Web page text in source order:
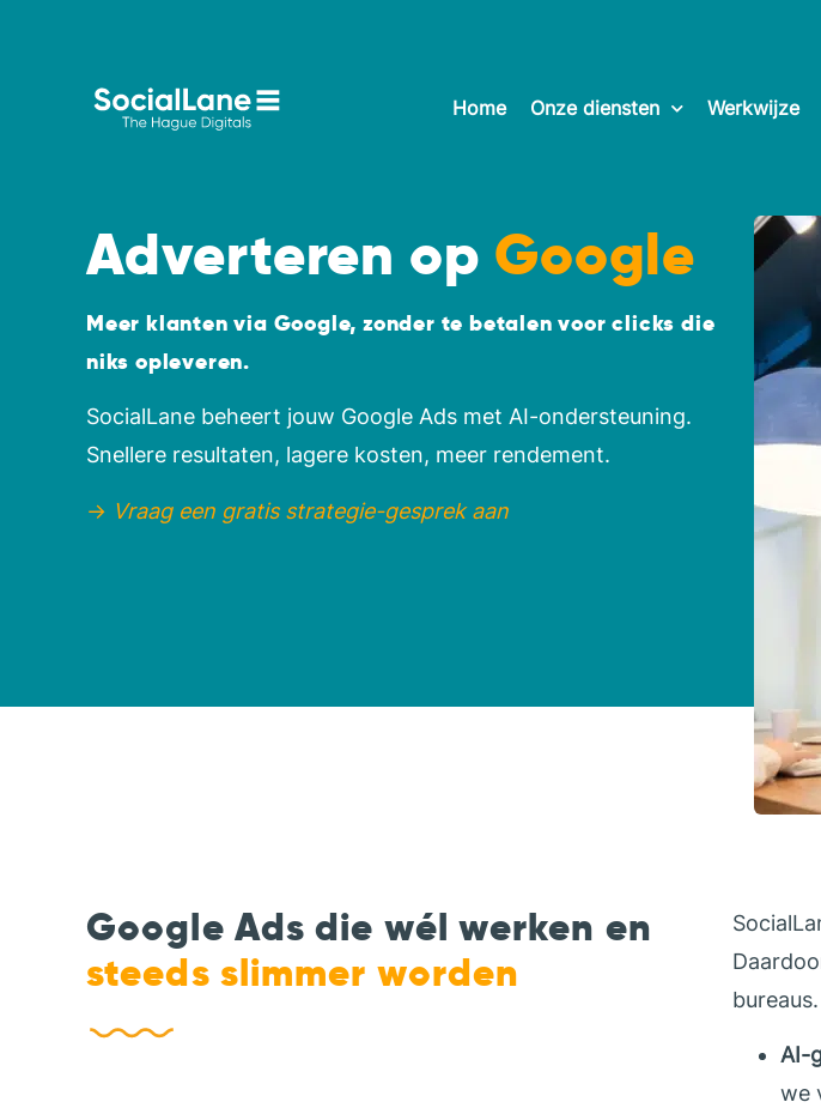
Home Onze diensten Werkwijze
Adverteren op Google
Meer klanten via Google, zonder te betalen voor clicks die
niks opleveren.
SocialLane beheert jouw Google Ads met AI-ondersteuning.
Snellere resultaten, lagere kosten, meer rendement.
→ Vraag een gratis strategie-gesprek aan
Google Ads die wél werken en
steeds slimmer worden
AI-
we